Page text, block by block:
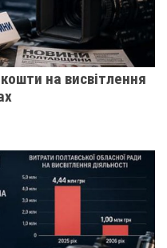
на висвітлення